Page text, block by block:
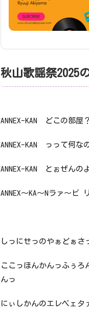
秋山歌謡祭2025
ANNEX-KAN どこの部屋
ANNEX-KAN っって何な
ANNEX-KAN とぉぜんの
ANNEX～KA～Nラァ～ビ
しっにせっのやぁどぁ
ここっほんかんっふぅ
んっ
にぃしかんのエレベェ